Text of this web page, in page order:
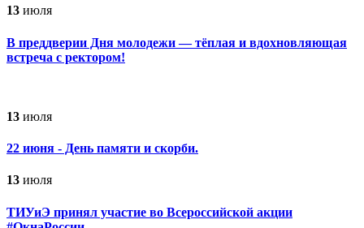
13 июля
В преддверии Дня молодежи — тёплая и вдохновляющая
встреча с ректором!
13 июля
22 июня - День памяти и скорби.
13 июля
ТИУиЭ принял участие во Всероссийской акции